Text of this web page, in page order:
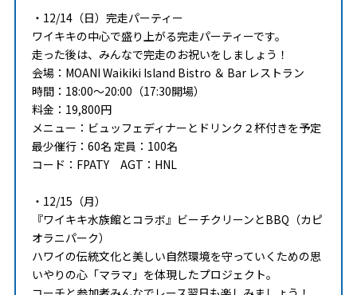
・12/14（日）完走パーティー
ワイキキの中心で盛り上がる完走パーティーです。
走った後は、みんなで完走のお祝いをしましょう！
会場：MOANI Waikiki Island Bistro ＆ Bar レストラン
時間：18:00～20:00（17:30開場）
料金：19,800円
メニュー：ビュッフェディナーとドリンク２杯付きを予定
最少催行：60名 定員：100名
コード：FPATY AGT：HNL
・12/15（月）
『ワイキキ水族館とコラボ』ビーチクリーンとBBQ（カピ
オラニパーク）
ハワイの伝統文化と美しい自然環境を守っていくための思
いやりの心「マラマ」を体現したプロジェクト。